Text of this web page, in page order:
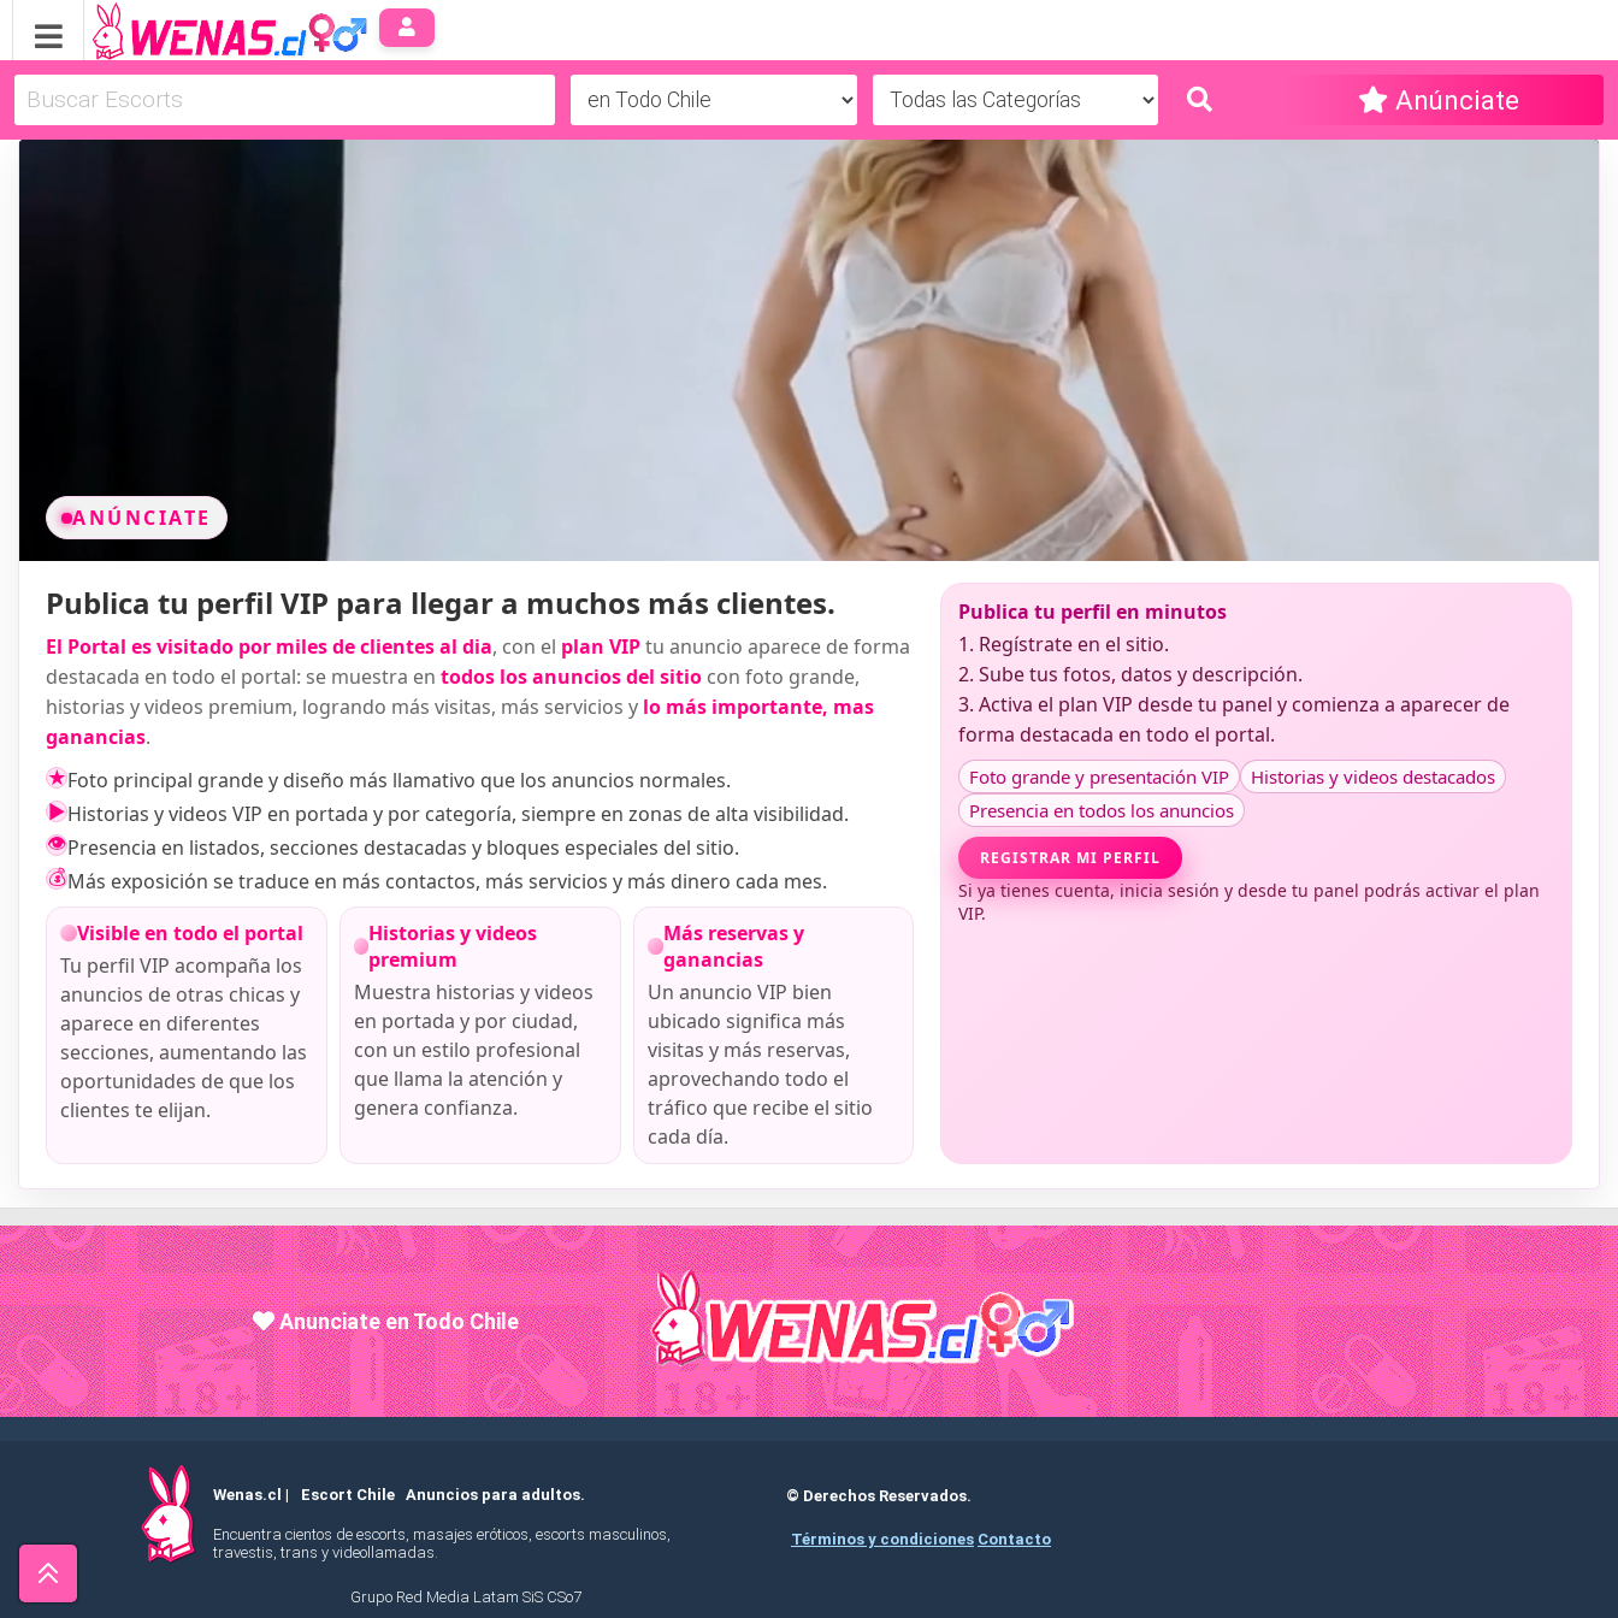
Anúnciate
ANÚNCIATE
Publica tu perfil VIP para llegar a muchos más clientes.
El Portal es visitado por miles de clientes al dia, con el plan VIPtu anuncio aparece de forma
destacada en todo el portal: se muestra en todos los anuncios del sitio con foto grande,
historias y videos premium, logrando más visitas, más servicios y lo más importante, mas
ganancias.
★Foto principal grande y diseño más llamativo que los anuncios normales.
▶Historias y videos VIP en portada y por categoría, siempre en zonas de alta visibilidad.
👁Presencia en listados, secciones destacadas y bloques especiales del sitio.
💰Más exposición se traduce en más contactos, más servicios y más dinero cada mes.
Visible en todo el portal
Tu perfil VIP acompaña los
anuncios de otras chicas y
aparece en diferentes
secciones, aumentando las
oportunidades de que los
clientes te elijan.
Historias y videos
premium
Muestra historias y videos
en portada y por ciudad,
con un estilo profesional
que llama la atención y
genera confianza.
Más reservas y
ganancias
Un anuncio VIP bien
ubicado significa más
visitas y más reservas,
aprovechando todo el
tráfico que recibe el sitio
cada día.
Publica tu perfil en minutos
1. Regístrate en el sitio.
2. Sube tus fotos, datos y descripción.
3. Activa el plan VIP desde tu panel y comienza a aparecer de
forma destacada en todo el portal.
Foto grande y presentación VIP
Historias y videos destacados
Presencia en todos los anuncios
REGISTRAR MI PERFIL
Si ya tienes cuenta, inicia sesión y desde tu panel podrás activar el plan
VIP.
Anunciate en Todo Chile
Wenas.cl | Escort Chile Anuncios para adultos.
Encuentra cientos de escorts, masajes eróticos, escorts masculinos,
travestis, trans y videollamadas.
© Derechos Reservados.
Términos y condiciones Contacto
Grupo Red Media Latam SiS CSo7